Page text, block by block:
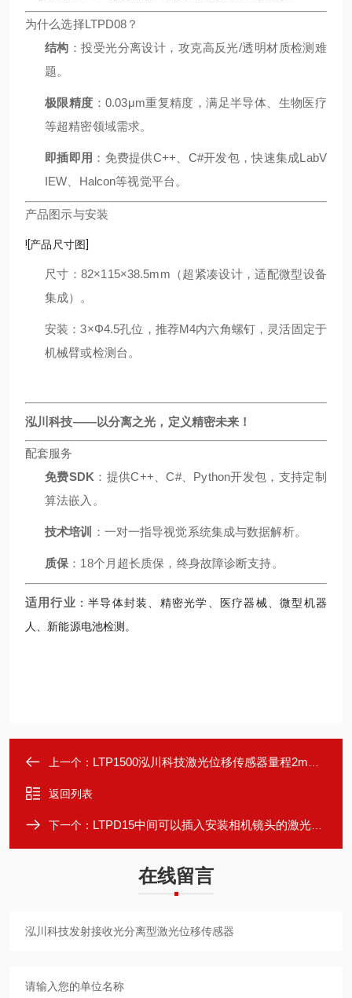
为什么选择LTPD08？
结构 ：投受光分离设计，攻克高反光/透明材质检测难
题。
极限精度 ：0.03μm重复精度，满足半导体、生物医疗
等超精密领域需求。
即插即用 ：免费提供C++、C#开发包，快速集成LabV
IEW、Halcon等视觉平台。
产品图示与安装
![产品尺寸图]
尺寸：82×115×38.5mm（超紧凑设计，适配微型设备
集成）。
安装：3×Φ4.5孔位，推荐M4内六角螺钉，灵活固定于
机械臂或检测台。
泓川科技——以分离之光，定义精密未来！
配套服务
免费SDK ：提供C++、C#、Python开发包，支持定制
算法嵌入。
技术培训 ：一对一指导视觉系统集成与数据解析。
质保 ：18个月超长质保，终身故障诊断支持。
适用行业 ：半导体封装、精密光学、医疗器械、微型机器
人、新能源电池检测。
上一个： LTP1500泓川科技激光位移传感器量程2m，精度0.1mm
返回列表
下一个： LTPD15中间可以插入安装相机镜头的激光位移传感器
在线留言